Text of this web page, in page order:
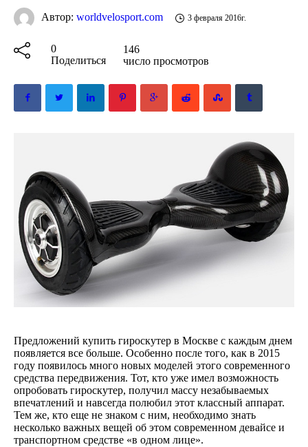
Автор: worldvelosport.com 3 февраля 2016г.
0
Поделиться
146
число просмотров
Предложений купить гироскутер в Москве с каждым днем
появляется все больше. Особенно после того, как в 2015
году появилось много новых моделей этого современного
средства передвижения. Тот, кто уже имел возможность
опробовать гироскутер, получил массу незабываемых
впечатлений и навсегда полюбил этот классный аппарат.
Тем же, кто еще не знаком с ним, необходимо знать
несколько важных вещей об этом современном девайсе и
транспортном средстве «в одном лице».